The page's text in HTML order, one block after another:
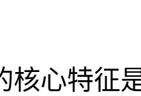
心特征是